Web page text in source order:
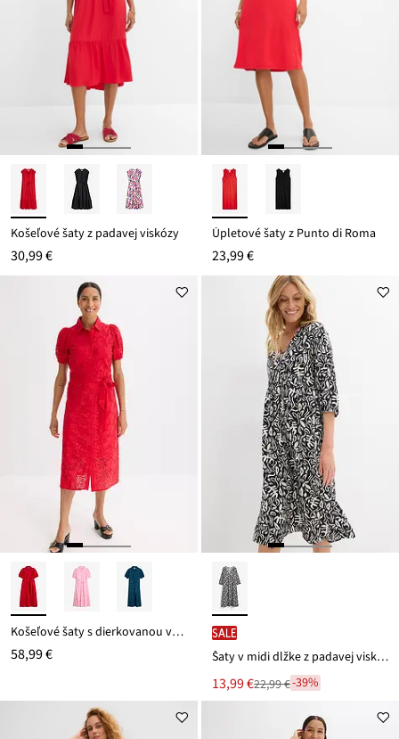
Košeľové šaty z padavej viskózy
30,99 €
Úpletové šaty z Punto di Roma
23,99 €
Košeľové šaty s dierkovanou výšivkou, z čistej bavlny
58,99 €
SALE
Šaty v midi dĺžke z padavej viskózy
Nová
cena
13,99 €
Zľava 22,99 €-39%